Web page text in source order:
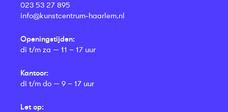
023 53 27 895
info@kunstcentrum-haarlem.nl
Openingstijden:
di t/m za — 11 – 17 uur
Kantoor:
di t/m do — 9 – 17 uur
Let op: